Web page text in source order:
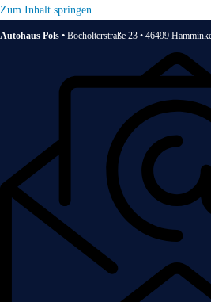
Zum Inhalt springen
Autohaus Pols • Bocholterstraße 23 • 46499